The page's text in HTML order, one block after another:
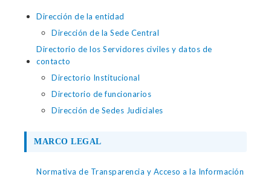
Dirección de la entidad
Dirección de la Sede Central
Directorio de los Servidores civiles y datos de
contacto
Directorio Institucional
Directorio de funcionarios
Dirección de Sedes Judiciales
MARCO LEGAL
Normativa de Transparencia y Acceso a la Información